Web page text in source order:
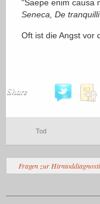
"Saepe enim causa
Seneca, De
Oft ist die Angst vor
Share
Tod
Fragen zur